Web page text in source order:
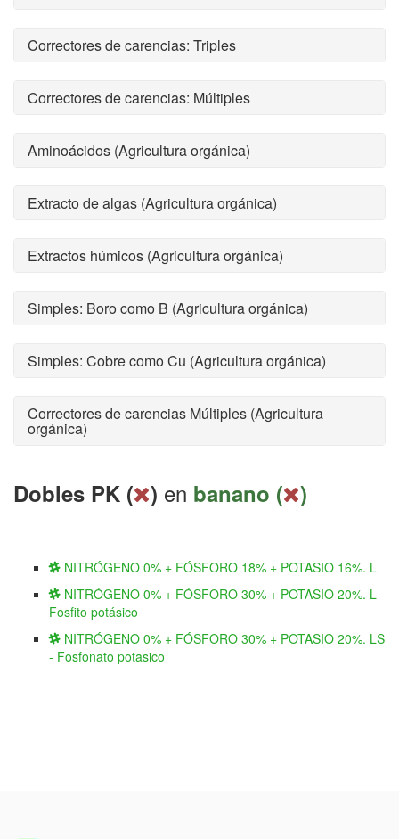
Correctores de carencias: Triples
Correctores de carencias: Múltiples
Aminoácidos (Agricultura orgánica)
Extracto de algas (Agricultura orgánica)
Extractos húmicos (Agricultura orgánica)
Simples: Boro como B (Agricultura orgánica)
Simples: Cobre como Cu (Agricultura orgánica)
Correctores de carencias Múltiples (Agricultura
orgánica)
Dobles PK ( ) en banano ( )
NITRÓGENO 0% + FÓSFORO 18% + POTASIO 16%. L
NITRÓGENO 0% + FÓSFORO 30% + POTASIO 20%. L
Fosfito potásico
NITRÓGENO 0% + FÓSFORO 30% + POTASIO 20%. LS
- Fosfonato potasico